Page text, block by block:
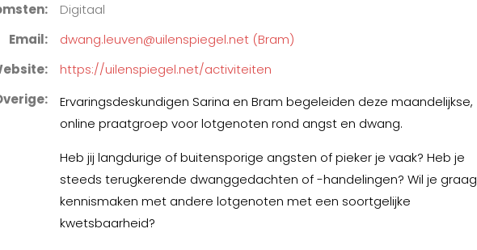
Digitaal
Email
dwang.leuven@uilenspiegel.net (Bram)
https://uilenspiegel.net/activiteiten
Ervaringsdeskundigen Sarina en Bram begeleiden deze maandelijkse,
online praatgroep voor lotgenoten rond angst en dwang.
Heb jij langdurige of buitensporige angsten of pieker je vaak? Heb je
steeds terugkerende dwanggedachten of -handelingen? Wil je graag
kennismaken met andere lotgenoten met een soortgelijke
kwetsbaarheid?